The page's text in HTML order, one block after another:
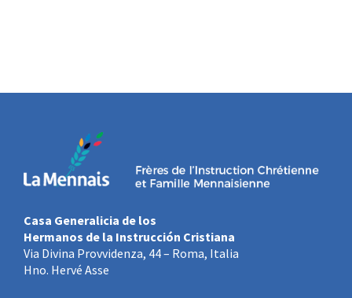
Casa Generalicia de los
Hermanos de la Instrucción Cristiana
Via Divina Provvidenza, 44 – Roma, Italia
Hno. Hervé Asse